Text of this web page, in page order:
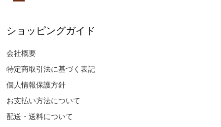
ショッピングガイド
会社概要
特定商取引法に基づく表記
個人情報保護方針
お支払い方法について
配送・送料について